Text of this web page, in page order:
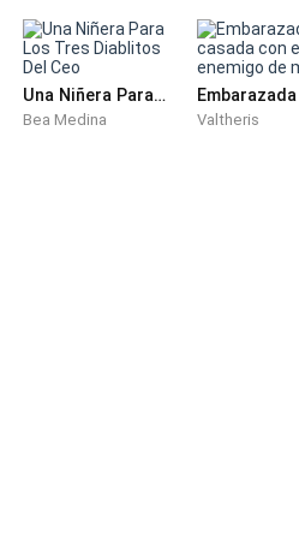
Una Niñera Para Los Tres Diablitos Del Ceo
Bea Medina Valtheris